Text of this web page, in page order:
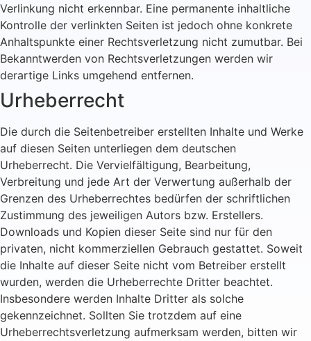
Verlinkung nicht erkennbar. Eine permanente inhaltliche
Kontrolle der verlinkten Seiten ist jedoch ohne konkrete
Anhaltspunkte einer Rechtsverletzung nicht zumutbar. Bei
Bekanntwerden von Rechtsverletzungen werden wir
derartige Links umgehend entfernen.
Urheberrecht
Die durch die Seitenbetreiber erstellten Inhalte und Werke
auf diesen Seiten unterliegen dem deutschen
Urheberrecht. Die Vervielfältigung, Bearbeitung,
Verbreitung und jede Art der Verwertung außerhalb der
Grenzen des Urheberrechtes bedürfen der schriftlichen
Zustimmung des jeweiligen Autors bzw. Erstellers.
Downloads und Kopien dieser Seite sind nur für den
privaten, nicht kommerziellen Gebrauch gestattet. Soweit
die Inhalte auf dieser Seite nicht vom Betreiber erstellt
wurden, werden die Urheberrechte Dritter beachtet.
Insbesondere werden Inhalte Dritter als solche
gekennzeichnet. Sollten Sie trotzdem auf eine
Urheberrechtsverletzung aufmerksam werden, bitten wir